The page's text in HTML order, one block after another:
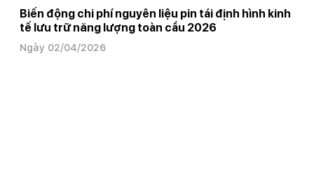
Biến động chi phí nguyên liệu pin tái định hình kinh
tế lưu trữ năng lượng toàn cầu 2026
Ngày 02/04/2026